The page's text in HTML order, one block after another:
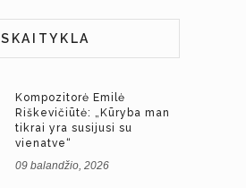
SKAITYKLA
Kompozitorė Emilė
Riškevičiūtė: „Kūryba man
tikrai yra susijusi su
vienatve“
09 balandžio, 2026